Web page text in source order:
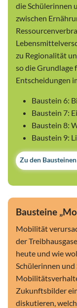
die Schülerinnen
zwischen
zu Regionalität
so die Grundlage
Entscheidungen
Baustein 6:
Baustein 7:
Baustein 8:
Baustein 9:
Zu den Bausteinen
Bausteine
Mobilität
der
heute und wie
Schülerinnen und
Zukunftsbilder
diskutieren,